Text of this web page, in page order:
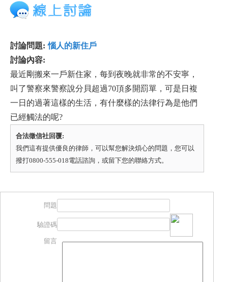
討論問題: 惱人的新住戶
討論內容:
最近剛搬來一戶新住家，每到夜晚就非常的不安寧，
叫了警察來警察說分貝超過70頂多開罰單，可是日複
一日的過著這樣的生活，有什麼樣的法律行為是他們
已經觸法的呢?
合法徵信社回覆:
我們這有提供優良的律師，可以幫您解決煩心的問題，您可以
撥打0800-555-018電話諮詢，或留下您的聯絡方式。
問題
驗證碼
留言